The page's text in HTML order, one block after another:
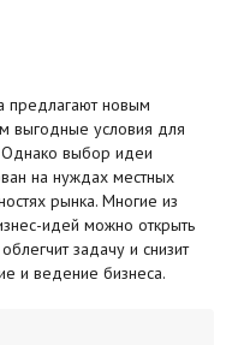
предлагают новым
выгодные условия для
Однако выбор идеи
на нуждах местных
рынка. Многие из
идей можно открыть
задачу и снизит
и ведение бизнеса.